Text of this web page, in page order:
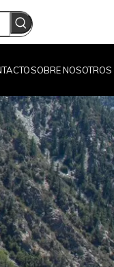
SOBRE NOSOTROS